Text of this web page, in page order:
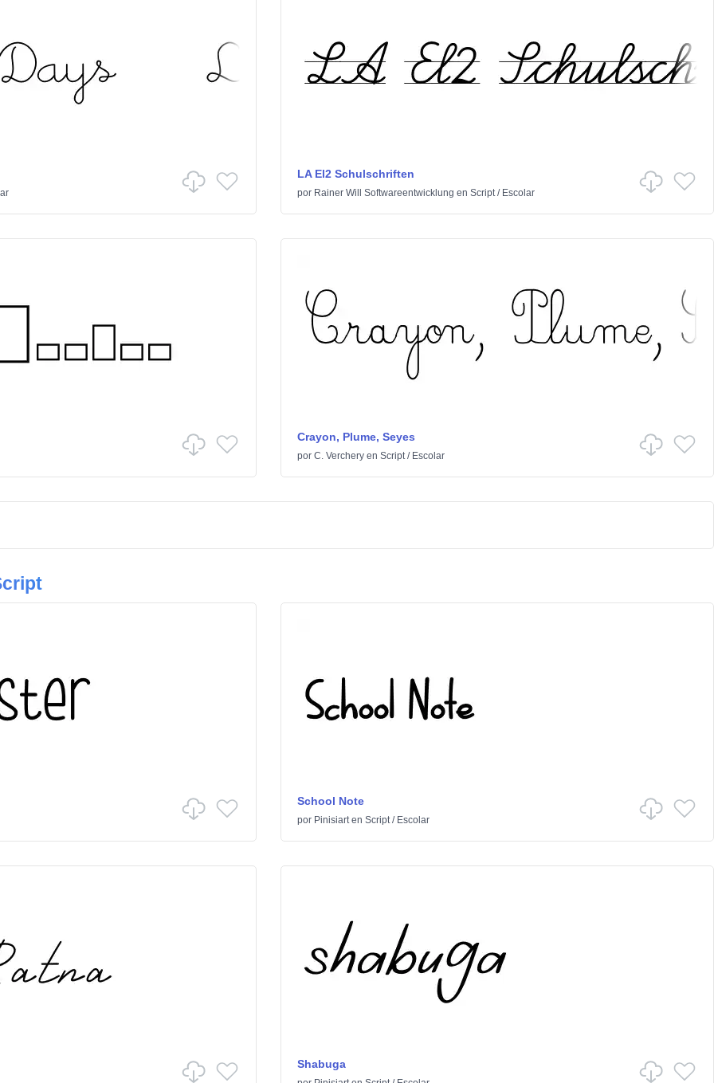
LA El2 Schulschriften
por Rainer Will Softwareentwicklung en Script/ Escolar
Crayon, Plume, Seyes
por C. Vercheryen Script/ Escolar
School Note
por Pinisiarten Script/ Escolar
Shabuga